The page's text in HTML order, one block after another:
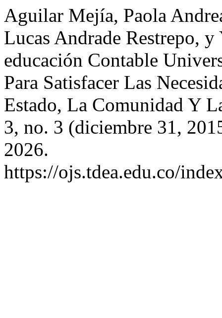
Aguilar Mejía, Paola
Lucas Andrade Restrepo,
educación Contable
Para Satisfacer Las
Estado, La Comunidad Y
3, no. 3 (diciembre 31,
2026.
https://ojs.tdea.edu.co/